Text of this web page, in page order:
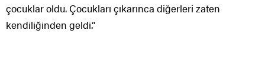
çocuklar oldu. Çocukları çıkarınca diğerleri zaten
kendiliğinden geldi.”